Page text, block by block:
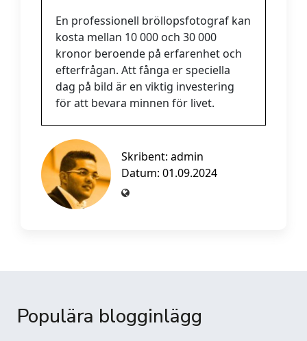
En professionell bröllopsfotograf kan
kosta mellan 10 000 och 30 000
kronor beroende på erfarenhet och
efterfrågan. Att fånga er speciella
dag på bild är en viktig investering
för att bevara minnen för livet.
Skribent: admin
Datum: 01.09.2024
Populära blogginlägg